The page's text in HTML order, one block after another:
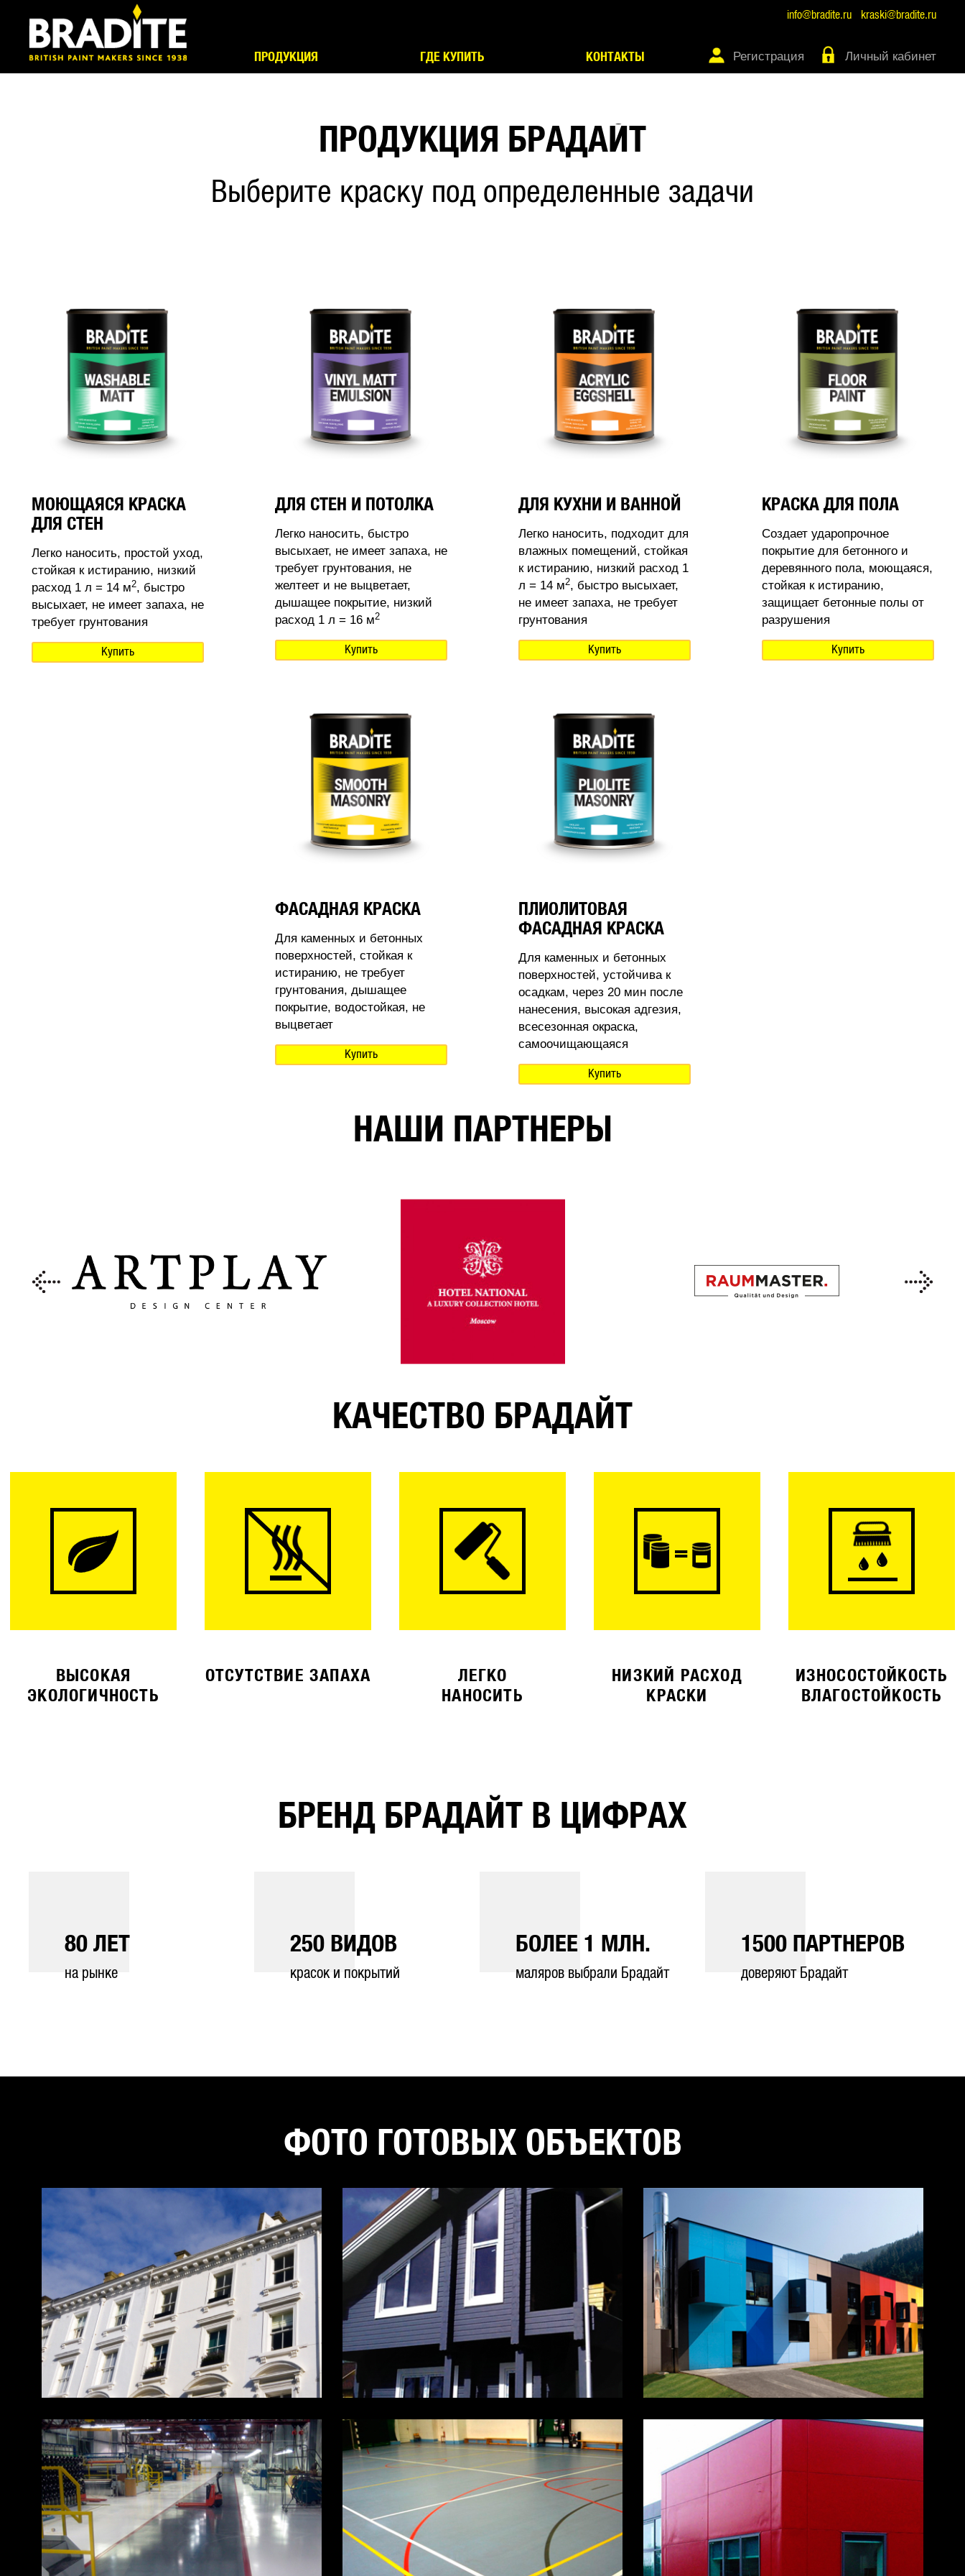
info@bradite.ru kraski@bradite.ru
ПРОДУКЦИЯ ГДЕ КУПИТЬ КОНТАКТЫ Регистрация Личный кабинет
ПРОДУКЦИЯ БРАДАЙТ
Выберите краску под определенные задачи
МОЮЩАЯСЯ КРАСКА
ДЛЯ СТЕН
Легко наносить, простой уход,
стойкая к истиранию, низкий
расход 1 л = 14 м2, быстро
высыхает, не имеет запаха, не
требует грунтования
Купить
ДЛЯ СТЕН И ПОТОЛКА
Легко наносить, быстро
высыхает, не имеет запаха, не
требует грунтования, не
желтеет и не выцветает,
дышащее покрытие, низкий
расход 1 л = 16 м2
Купить
ДЛЯ КУХНИ И ВАННОЙ
Легко наносить, подходит для
влажных помещений, стойкая
к истиранию, низкий расход 1
л = 14 м2, быстро высыхает,
не имеет запаха, не требует
грунтования
Купить
КРАСКА ДЛЯ ПОЛА
Создает ударопрочное
покрытие для бетонного и
деревянного пола, моющаяся,
стойкая к истиранию,
защищает бетонные полы от
разрушения
Купить
ФАСАДНАЯ КРАСКА
Для каменных и бетонных
поверхностей, стойкая к
истиранию, не требует
грунтования, дышащее
покрытие, водостойкая, не
выцветает
Купить
ПЛИОЛИТОВАЯ
ФАСАДНАЯ КРАСКА
Для каменных и бетонных
поверхностей, устойчива к
осадкам, через 20 мин после
нанесения, высокая адгезия,
всесезонная окраска,
самоочищающаяся
Купить
НАШИ ПАРТНЕРЫ
Previous
КАЧЕСТВО БРАДАЙТ
ВЫСОКАЯ
ЭКОЛОГИЧНОСТЬ
ОТСУТСТВИЕ ЗАПАХА
ЛЕГКО
НАНОСИТЬ
НИЗКИЙ РАСХОД
КРАСКИ
ИЗНОСОСТОЙКОСТЬ
ВЛАГОСТОЙКОСТЬ
БРЕНД БРАДАЙТ В ЦИФРАХ
80 ЛЕТ
на рынке
250 ВИДОВ
красок и покрытий
БОЛЕЕ 1 МЛН.
маляров выбрали Брадайт
1500 ПАРТНЕРОВ
доверяют Брадайт
ФОТО ГОТОВЫХ ОБЪЕКТОВ